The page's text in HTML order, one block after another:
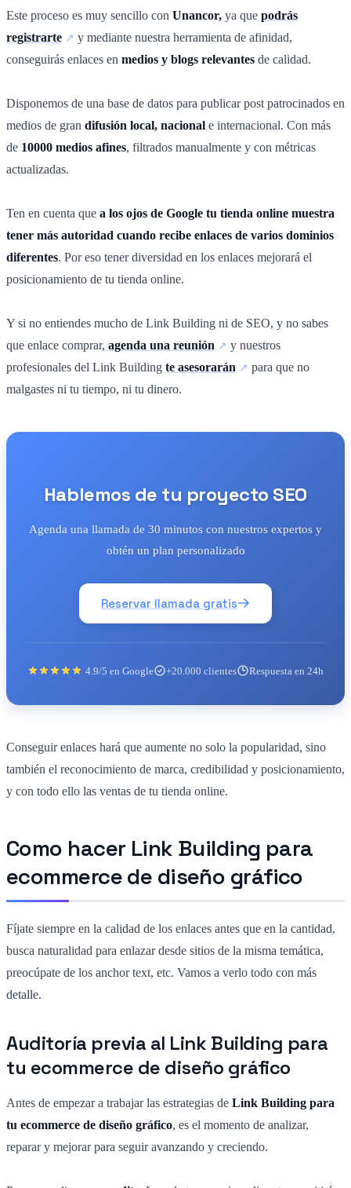
Este proceso es muy sencillo con Unancor, ya que podrás
registrarte
y mediante nuestra herramienta de afinidad,
conseguirás enlaces en medios y blogs relevantes de calidad.
Disponemos de una base de datos para publicar post patrocinados en
medios de gran difusión local, nacional e internacional. Con más
de 10000 medios afines, filtrados manualmente y con métricas
actualizadas.
Ten en cuenta que a los ojos de Google tu tienda online muestra
tener más autoridad cuando recibe enlaces de varios dominios
diferentes. Por eso tener diversidad en los enlaces mejorará el
posicionamiento de tu tienda online.
Y si no entiendes mucho de Link Building ni de SEO, y no sabes
que enlace comprar, agenda una reunión
y nuestros
profesionales del Link Building te asesorarán
para que no
malgastes ni tu tiempo, ni tu dinero.
Hablemos de tu proyecto SEO
Agenda una llamada de 30 minutos con nuestros expertos y
obtén un plan personalizado
Reservar llamada gratis
4.9/5 en Google +20.000 clientes Respuesta en 24h
Conseguir enlaces hará que aumente no solo la popularidad, sino
también el reconocimiento de marca, credibilidad y posicionamiento,
y con todo ello las ventas de tu tienda online.
Como hacer Link Building para
ecommerce de diseño gráfico
Fíjate siempre en la calidad de los enlaces antes que en la cantidad,
busca naturalidad para enlazar desde sitios de la misma temática,
preocúpate de los anchor text, etc. Vamos a verlo todo con más
detalle.
Auditoría previa al Link Building para
tu ecommerce de diseño gráfico
Antes de empezar a trabajar las estrategias de Link Building para
tu ecommerce de diseño gráfico, es el momento de analizar,
reparar y mejorar para seguir avanzando y creciendo.